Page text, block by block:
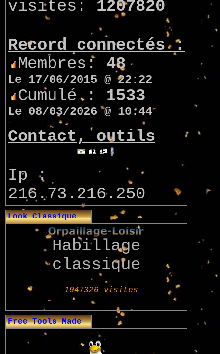
visites: 1207820
Record connectés :
Membres: 48
Le 17/06/2015 @ 22:22
Cumulé : 1533
Le 08/03/2026 @ 10:44
Contact, outils
Ip :
216.73.216.250
Look Classique
Habillage
classique
Free Tools Made